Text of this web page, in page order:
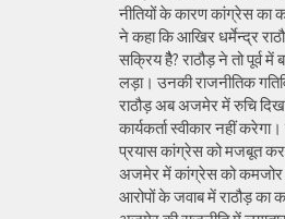
नीतियों के कारण कांग्रेस का
ने कहा कि आखिर धर्मेन्द्र
सक्रिय हैै? राठौड़ ने तो पूर्व
लड़ा। उनकी राजनीतिक
राठौड़ अब अजमेर में रुचि
कार्यकर्ता स्वीकार नहीं
प्रयास कांग्रेस को मजबूत
अजमेर में कांग्रेस को
आरोपों के जवाब में राठौड़ का